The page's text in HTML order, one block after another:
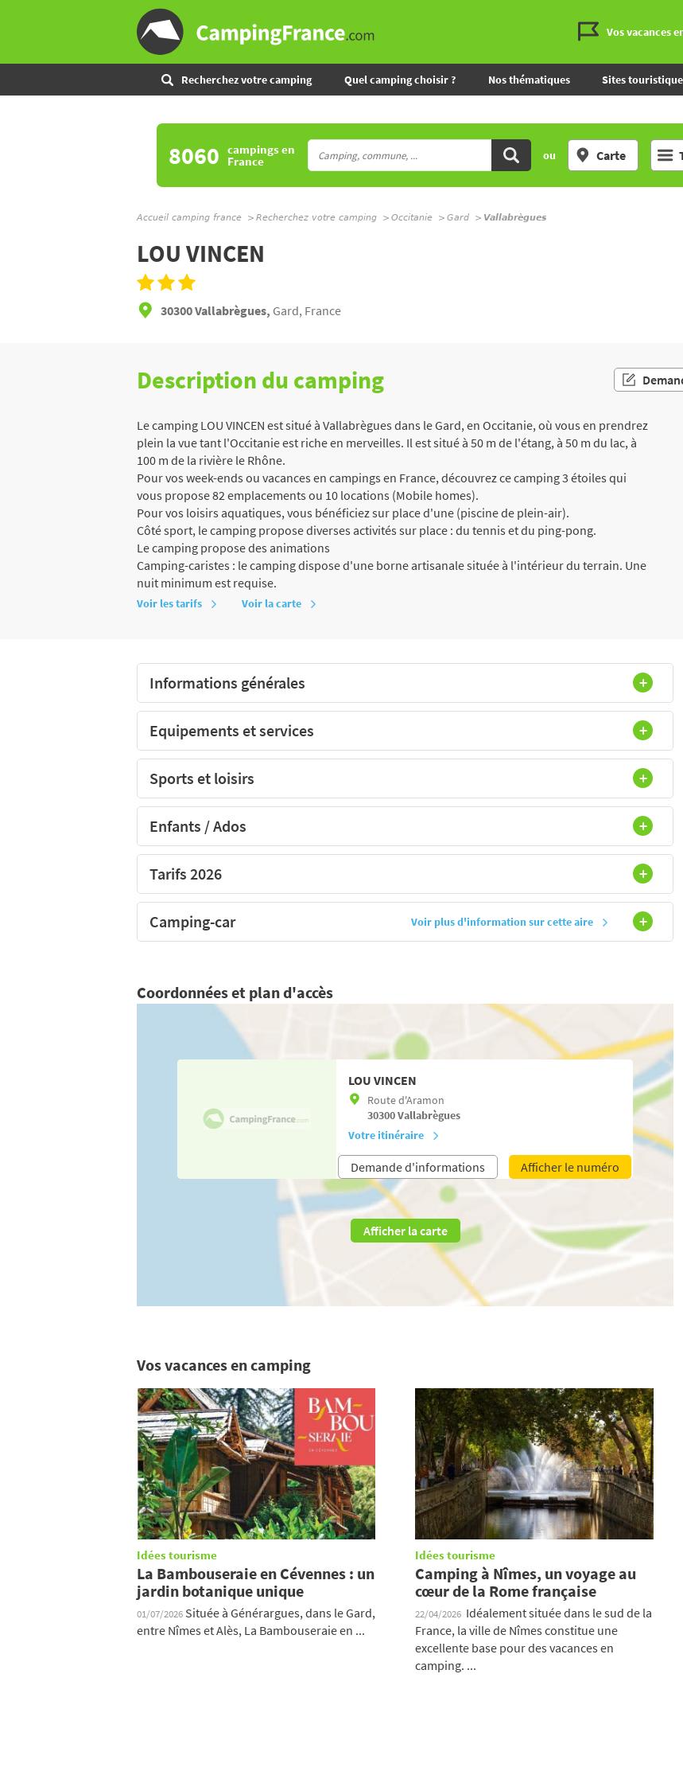
Vos vacances
Recherchez votre camping Quel camping choisir ? Nos thématiques Sites
8060 campingsen
France ou Carte
Accueil camping france Recherchez votre camping Occitanie Gard Vallabrègues
LOU VINCEN
30300 Vallabrègues, Gard, France
Description du camping
Le camping LOU VINCEN est situé à Vallabrègues dans le Gard, en Occitanie, où vous en prendrez
plein la vue tant l'Occitanie est riche en merveilles. Il est situé à 50 m de l'étang, à 50 m du lac, à
100 m de la rivière le Rhône.
Pour vos week-ends ou vacances en campings en France, découvrez ce camping 3 étoiles qui
vous propose 82 emplacements ou 10 locations (Mobile homes).
Pour vos loisirs aquatiques, vous bénéficiez sur place d'une (piscine de plein-air).
Côté sport, le camping propose diverses activités sur place : du tennis et du ping-pong.
Le camping propose des animations
Camping-caristes : le camping dispose d'une borne artisanale située à l'intérieur du terrain. Une
nuit minimum est requise.
Voir les tarifs Voir la carte
Informations générales
Equipements et services
Sports et loisirs
Enfants / Ados
Tarifs 2026
Camping-car Voir plus d'information sur cette aire
Coordonnées et plan d'accès
LOU VINCEN
Route d'Aramon
30300Vallabrègues
Votre itinéraire
Demande d'informations Afficher le numéro
Afficher la carte
Vos vacances en camping
Idées tourisme
La Bambouseraie en Cévennes : un
jardin botanique unique
01/07/2026 Située à Générargues, dans le Gard,
entre Nîmes et Alès, La Bambouseraie en ...
Idées tourisme
Camping à Nîmes, un voyage au
cœur de la Rome française
22/04/2026 Idéalement située dans le sud de la
France, la ville de Nîmes constitue une
excellente base pour des vacances en
camping. ...